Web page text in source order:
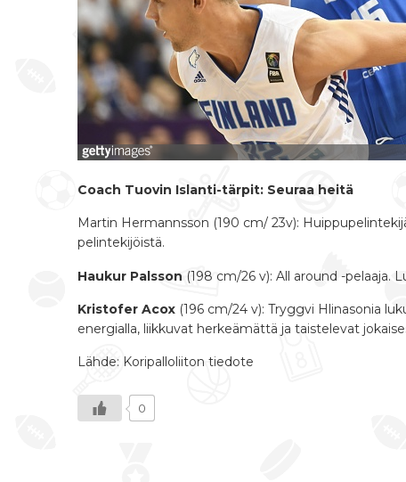
Coach Tuovin Islanti-tärpit: Seuraa heitä
Martin Hermannsson (190 cm/ 23v):
pelintekijöistä.
Haukur Palsson (198 cm/26 v): All around -pelaaja.
Kristofer Acox (196 cm/24 v): Tryggvi Hlinasonia
energialla, liikkuvat herkeämättä ja taistelevat
Lähde: Koripalloliiton tiedote
0